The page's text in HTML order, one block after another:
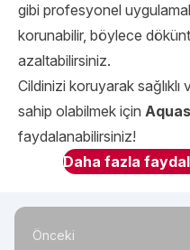
gibi profesyonel
korunabilir, böylece
azaltabilirsiniz.
Cildinizi koruyarak
sahip olabilmek için
faydalanabilirsiniz!
Daha fazla
Önceki